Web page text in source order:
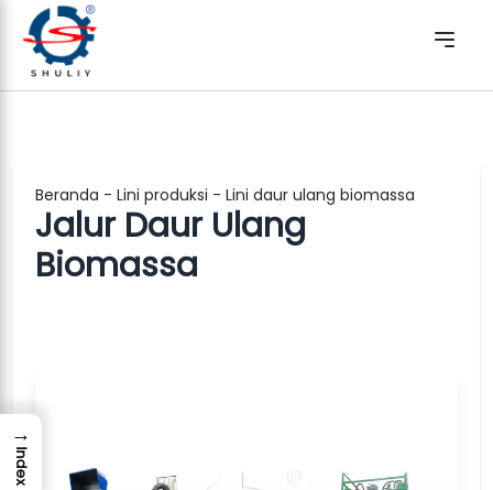
Beranda - Lini produksi - Lini daur ulang biomassa
Jalur Daur Ulang
Biomassa
→
Index